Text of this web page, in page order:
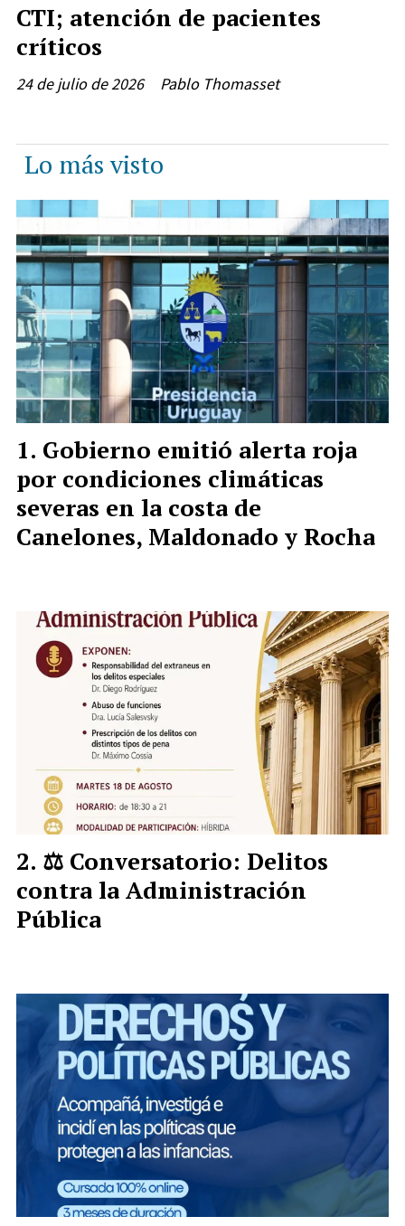
CTI; atención de pacientes
críticos
Pablo Thomasset
24 de julio de 2026
Lo más visto
Gobierno emitió alerta roja
por condiciones climáticas
severas en la costa de
Canelones, Maldonado y Rocha
⚖️ Conversatorio: Delitos
contra la Administración
Pública